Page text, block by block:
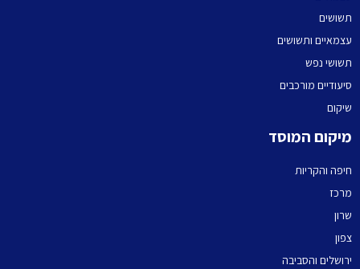
תשושים
עצמאיים ותשושים
תשושי נפש
סיעודיים מורכבים
שיקום
מיקום המוסד
חיפה והקריות
מרכז
שרון
צפון
ירושלים והסביבה